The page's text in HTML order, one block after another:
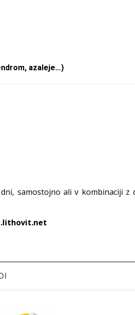
azaleje…)
samostojno ali v kombinaciji z